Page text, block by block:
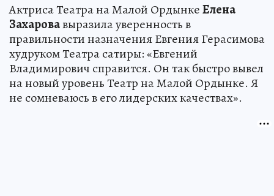
Актриса Театра на Малой ОрдынкеЕлена
Захаровавыразила уверенность в
правильности назначения Евгения Герасимова
худруком Театра сатиры: «Евгений
Владимирович справится. Он так быстро вывел
на новый уровень Театр на Малой Ордынке. Я
не сомневаюсь в его лидерских качествах».